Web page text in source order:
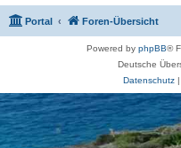
Portal Foren-Übersicht
Powered by phpBB®
Deutsche
Datenschutz|